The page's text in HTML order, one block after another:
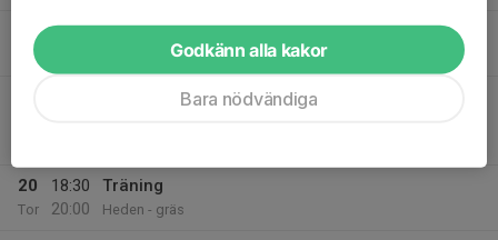
18
Tis
17:00
Träning
Heden Konstgräsplanen
Match mot IBFF
20
Tor
18:30
20:00
Träning
Heden - gräs
Godkänn alla kakor
Bara nödvändiga